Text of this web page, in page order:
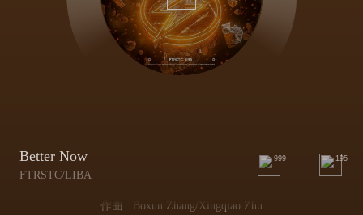
Better Now
FTRSTC/LIBA
999+ 195
作曲 : Boxun Zhang/Xingqiao Zhu